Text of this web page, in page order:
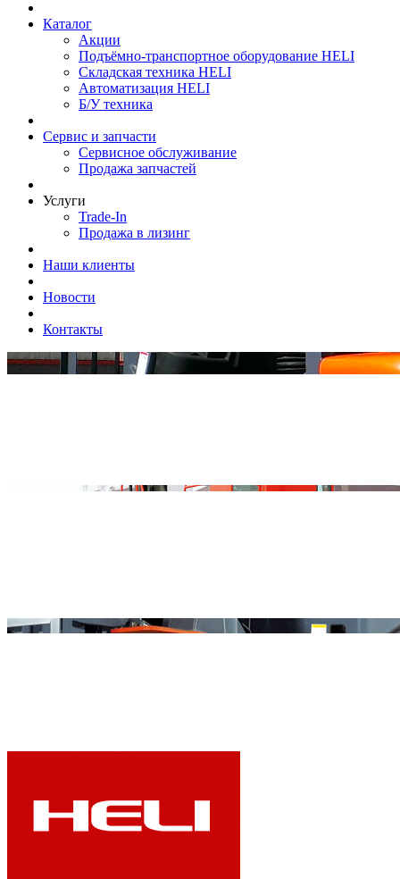
Каталог
Акции
Подъёмно-транспортное оборудование HELI
Складская техника HELI
Автоматизация HELI
Б/У техника
Сервис и запчасти
Сервисное обслуживание
Продажа запчастей
Услуги
Trade-In
Продажа в лизинг
Наши клиенты
Новости
Контакты